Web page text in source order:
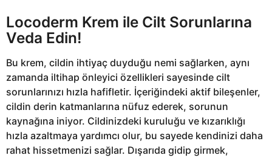
Locoderm Krem ile Cilt Sorunlarına
Veda Edin!
Bu krem, cildin ihtiyaç duyduğu nemi sağlarken, aynı
zamanda iltihap önleyici özellikleri sayesinde cilt
sorunlarınızı hızla hafifletir. İçeriğindeki aktif bileşenler,
cildin derin katmanlarına nüfuz ederek, sorunun
kaynağına iniyor. Cildinizdeki kuruluğu ve kızarıklığı
hızla azaltmaya yardımcı olur, bu sayede kendinizi daha
rahat hissetmenizi sağlar. Dışarıda gidip girmek,